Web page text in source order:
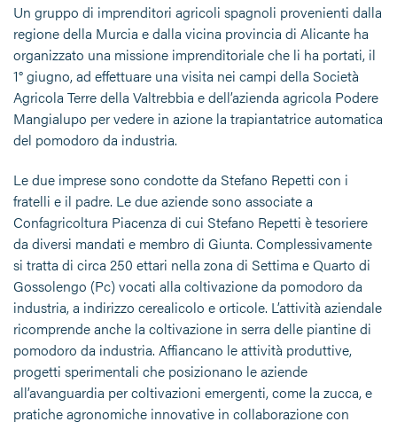
Un gruppo di imprenditori agricoli spagnoli provenienti dalla
regione della Murcia e dalla vicina provincia di Alicante ha
organizzato una missione imprenditoriale che li ha portati, il
1° giugno, ad effettuare una visita nei campi della Società
Agricola Terre della Valtrebbia e dell’azienda agricola Podere
Mangialupo per vedere in azione la trapiantatrice automatica
del pomodoro da industria.
Le due imprese sono condotte da Stefano Repetti con i
fratelli e il padre. Le due aziende sono associate a
Confagricoltura Piacenza di cui Stefano Repetti è tesoriere
da diversi mandati e membro di Giunta. Complessivamente
si tratta di circa 250 ettari nella zona di Settima e Quarto di
Gossolengo (Pc) vocati alla coltivazione da pomodoro da
industria, a indirizzo cerealicolo e orticole. L’attività aziendale
ricomprende anche la coltivazione in serra delle piantine di
pomodoro da industria. Affiancano le attività produttive,
progetti sperimentali che posizionano le aziende
all’avanguardia per coltivazioni emergenti, come la zucca, e
pratiche agronomiche innovative in collaborazione con